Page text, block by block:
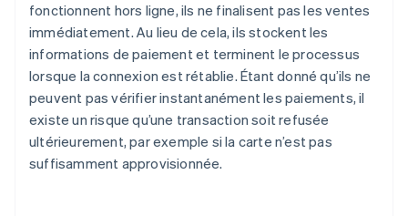
fonctionnent hors ligne, ils ne finalisent pas les ventes
immédiatement. Au lieu de cela, ils stockent les
informations de paiement et terminent le processus
lorsque la connexion est rétablie. Étant donné qu’ils ne
peuvent pas vérifier instantanément les paiements, il
existe un risque qu’une transaction soit refusée
ultérieurement, par exemple si la carte n’est pas
suffisamment approvisionnée.